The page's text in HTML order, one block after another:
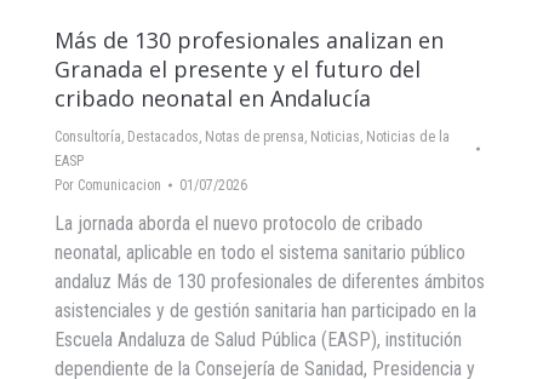
Más de 130 profesionales analizan en
Granada el presente y el futuro del
cribado neonatal en Andalucía
Consultoría, Destacados, Notas de prensa, Noticias, Noticias de la
EASP
Por Comunicacion 01/07/2026
La jornada aborda el nuevo protocolo de cribado
neonatal, aplicable en todo el sistema sanitario público
andaluz Más de 130 profesionales de diferentes ámbitos
asistenciales y de gestión sanitaria han participado en la
Escuela Andaluza de Salud Pública (EASP), institución
dependiente de la Consejería de Sanidad, Presidencia y